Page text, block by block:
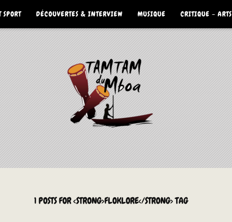
DÉCOUVERTES & INTERVIEW MUSIQUE CRITIQUE – ARTS
1 POSTS FOR <STRONG>FLOKLORE</STRONG> TAG